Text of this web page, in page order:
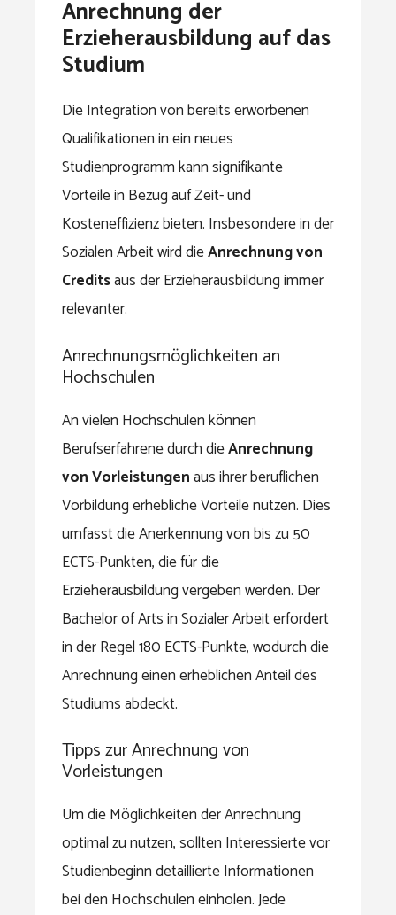
Anrechnung der
Erzieherausbildung auf das
Studium
Die Integration von bereits erworbenen
Qualifikationen in ein neues
Studienprogramm kann signifikante
Vorteile in Bezug auf Zeit- und
Kosteneffizienz bieten. Insbesondere in der
Sozialen Arbeit wird dieAnrechnung von
Creditsaus der Erzieherausbildung immer
relevanter.
Anrechnungsmöglichkeiten an
Hochschulen
An vielen Hochschulen können
Berufserfahrene durch dieAnrechnung
von Vorleistungenaus ihrer beruflichen
Vorbildung erhebliche Vorteile nutzen. Dies
umfasst die Anerkennung von bis zu 50
ECTS-Punkten, die für die
Erzieherausbildung vergeben werden. Der
Bachelor of Arts in Sozialer Arbeit erfordert
in der Regel 180 ECTS-Punkte, wodurch die
Anrechnung einen erheblichen Anteil des
Studiums abdeckt.
Tipps zur Anrechnung von
Vorleistungen
Um die Möglichkeiten der Anrechnung
optimal zu nutzen, sollten Interessierte vor
Studienbeginn detaillierte Informationen
bei den Hochschulen einholen. Jede